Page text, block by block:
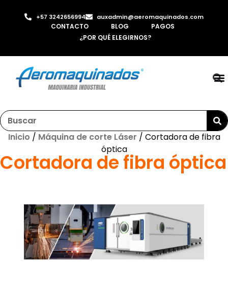
+57 3242656994 auxadmin@aeromaquinados.com
CONTACTO BLOG
PAGOS
¿POR QUÉ ELEGIRNOS?
Inicio / Máquina de corte Láser / Cortadora de fibra
óptica
Cortadora de fibra óptica